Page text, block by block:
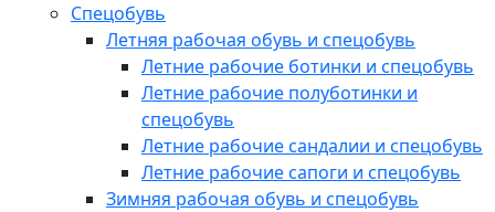
Спецобувь
Летняя рабочая обувь и спецобувь
Летние рабочие ботинки и спецобувь
Летние рабочие полуботинки и
спецобувь
Летние рабочие сандалии и спецобувь
Летние рабочие сапоги и спецобувь
Зимняя рабочая обувь и спецобувь